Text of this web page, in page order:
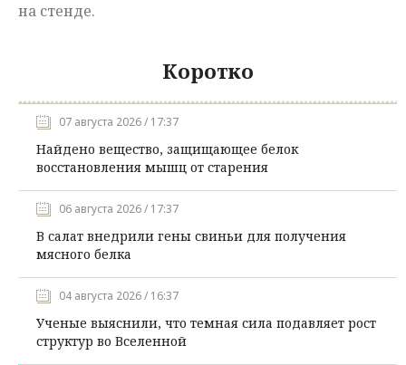
на стенде.
Коротко
07 августа 2026 / 17:37
Найдено вещество, защищающее белок
восстановления мышц от старения
06 августа 2026 / 17:37
В салат внедрили гены свиньи для получения
мясного белка
04 августа 2026 / 16:37
Ученые выяснили, что темная сила подавляет рост
структур во Вселенной